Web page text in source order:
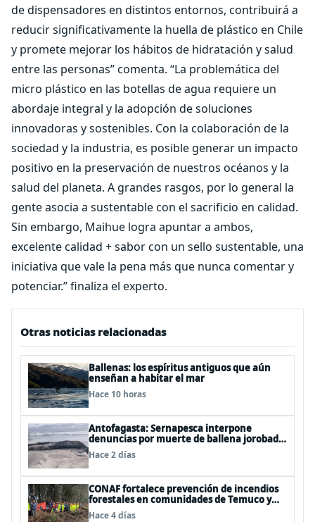
de dispensadores en distintos entornos, contribuirá a
reducir significativamente la huella de plástico en Chile
y promete mejorar los hábitos de hidratación y salud
entre las personas” comenta. “La problemática del
micro plástico en las botellas de agua requiere un
abordaje integral y la adopción de soluciones
innovadoras y sostenibles. Con la colaboración de la
sociedad y la industria, es posible generar un impacto
positivo en la preservación de nuestros océanos y la
salud del planeta. A grandes rasgos, por lo general la
gente asocia a sustentable con el sacrificio en calidad.
Sin embargo, Maihue logra apuntar a ambos,
excelente calidad + sabor con un sello sustentable, una
iniciativa que vale la pena más que nunca comentar y
potenciar.” finaliza el experto.
Otras noticias relacionadas
Ballenas: los espíritus antiguos que aún
enseñan a habitar el mar
Hace 10 horas
Antofagasta: Sernapesca interpone
denuncias por muerte de ballena jorobada
y maltrato a lobos marinos
Hace 2 días
CONAF fortalece prevención de incendios
forestales en comunidades de Temuco y
Galvarino
Hace 4 días